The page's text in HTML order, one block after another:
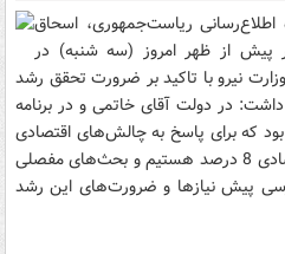
اطلاع‌رسانی ریاست‌جمهوری، اسحاق
پیش از ظهر امروز (سه شنبه) در
نیرو با تاکید بر ضرورت تحقق رشد
در دولت آقای خاتمی و در برنامه
که برای پاسخ به چالش‌های اقتصادی
کشور، نیازمند رسیدن به رشد اقتصادی 8 درصد هستیم و بحث‌های مفصلی
پیش نیازها و ضرورت‌های این رشد